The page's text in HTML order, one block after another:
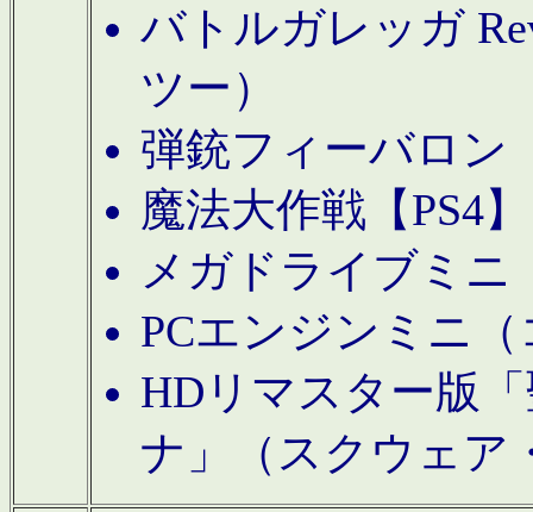
バトルガレッガ
ツー）
弾銃フィーバロン
魔法大作戦【PS4
メガドライブミニ
PCエンジンミニ
HDリマスター版
ナ」（スクウェア